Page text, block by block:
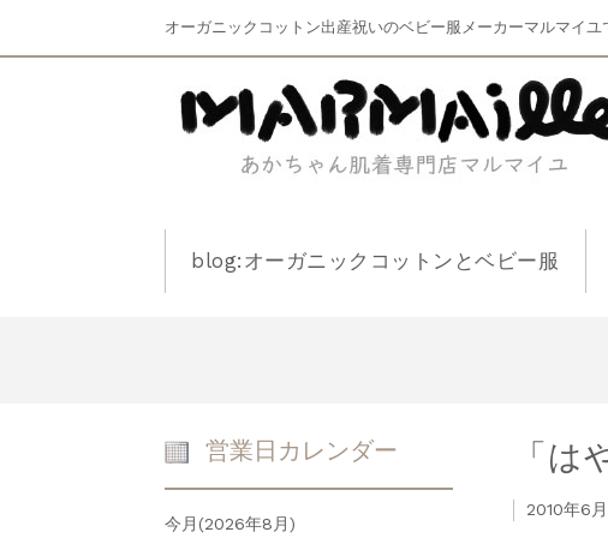
オーガニックコットン出産祝いのベビー服メーカーマルマイ
blog:オーガニックコットンとベビー服
「
2010年6
営業日カレンダー
今月(2026年8月)